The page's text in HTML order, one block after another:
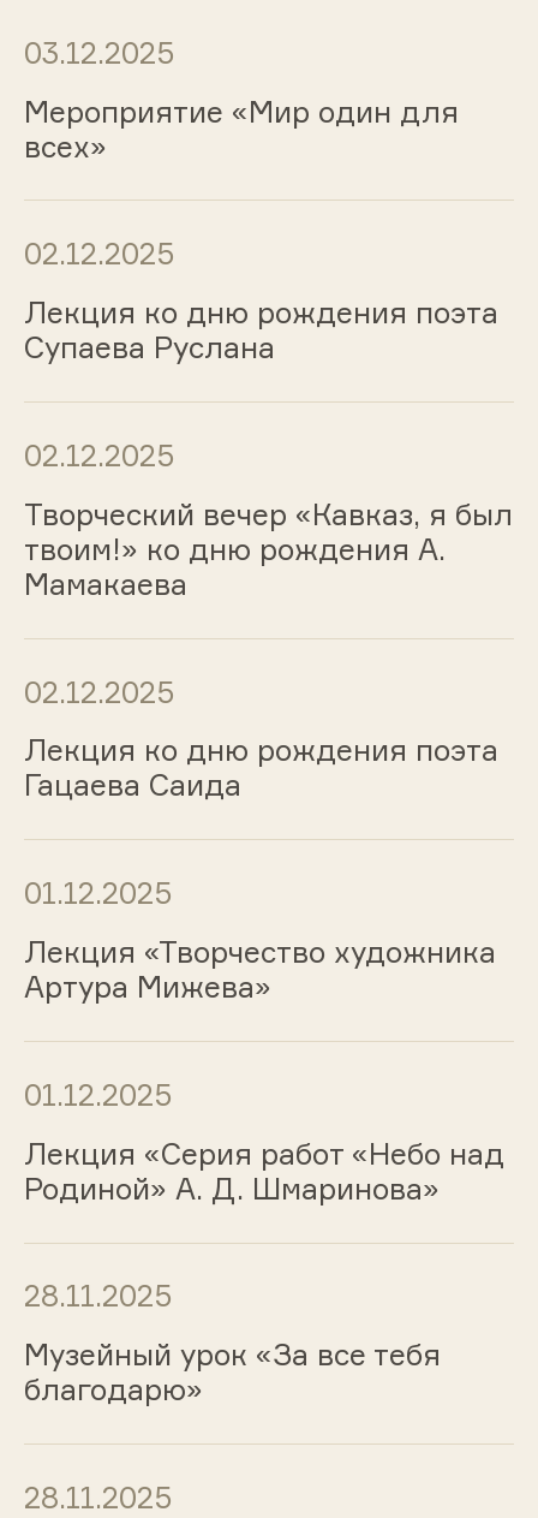
03.12.2025
Мероприятие «Мир один для
всех»
02.12.2025
Лекция ко дню рождения поэта
Супаева Руслана
02.12.2025
Творческий вечер «Кавказ, я был
твоим!» ко дню рождения А.
Мамакаева
02.12.2025
Лекция ко дню рождения поэта
Гацаева Саида
01.12.2025
Лекция «Творчество художника
Артура Мижева»
01.12.2025
Лекция «Серия работ «Небо над
Родиной» А. Д. Шмаринова»
28.11.2025
Музейный урок «За все тебя
благодарю»
28.11.2025